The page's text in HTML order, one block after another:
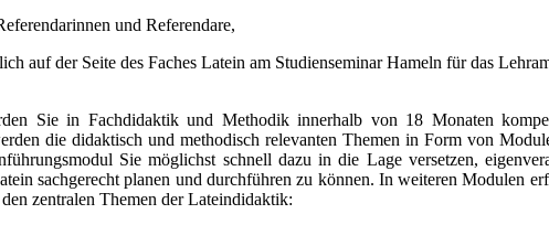
und Referendare,
auf der Seite des Faches Latein am Studienseminar Hameln für das
Sie in Fachdidaktik und Methodik innerhalb von 18 Monaten
die didaktisch und methodisch relevanten Themen in Form von
Sie möglichst schnell dazu in die Lage versetzen,
sachgerecht planen und durchführen zu können. In weiteren Modulen
zentralen Themen der Lateindidaktik: